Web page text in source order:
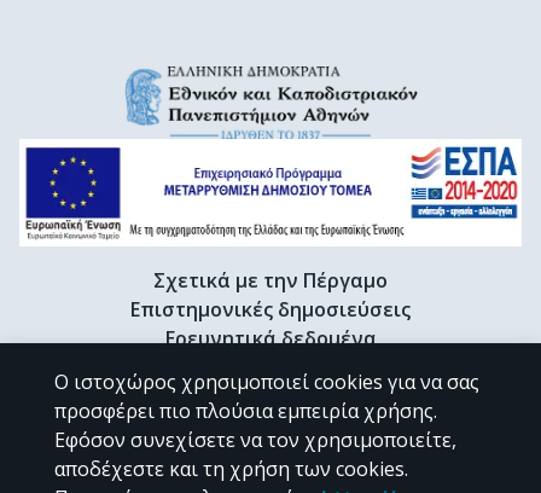
Σχετικά με την Πέργαμο
Επιστημονικές δημοσιεύσεις
Ερευνητικά δεδομένα
Διδακτορικές διατριβές & Γκρίζα βιβλιογραφία
Προφίλ Ερευνητή
Ο ιστοχώρος χρησιμοποιεί cookies για να σας
προσφέρει πιο πλούσια εμπειρία χρήσης.
Εφόσον συνεχίσετε να τον χρησιμοποιείτε,
αποδέχεστε και τη χρήση των cookies.